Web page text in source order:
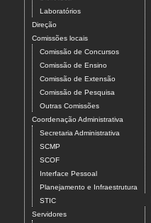
Laboratórios
Direção
Comissões locais
Comissão de Concursos
Comissão de Ensino
Comissão de Extensão
Comissão de Pesquisa
Outras Comissões
Coordenação Administrativa
Secretaria Administrativa
SCMP
SCOF
Interface Pessoal
Planejamento e Infraestrutura
STIC
Servidores